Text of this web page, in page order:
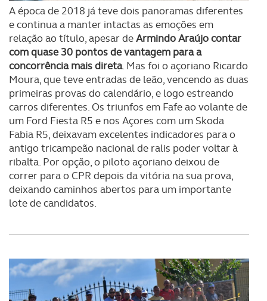
A época de 2018 já teve dois panoramas diferentes
e continua a manter intactas as emoções em
relação ao título, apesar deArmindo Araújo contar
com quase 30 pontos de vantagem para a
concorrência mais direta. Mas foi o açoriano Ricardo
Moura, que teve entradas de leão, vencendo as duas
primeiras provas do calendário, e logo estreando
carros diferentes. Os triunfos em Fafe ao volante de
um Ford Fiesta R5 e nos Açores com um Skoda
Fabia R5, deixavam excelentes indicadores para o
antigo tricampeão nacional de ralis poder voltar à
ribalta. Por opção, o piloto açoriano deixou de
correr para o CPR depois da vitória na sua prova,
deixando caminhos abertos para um importante
lote de candidatos.